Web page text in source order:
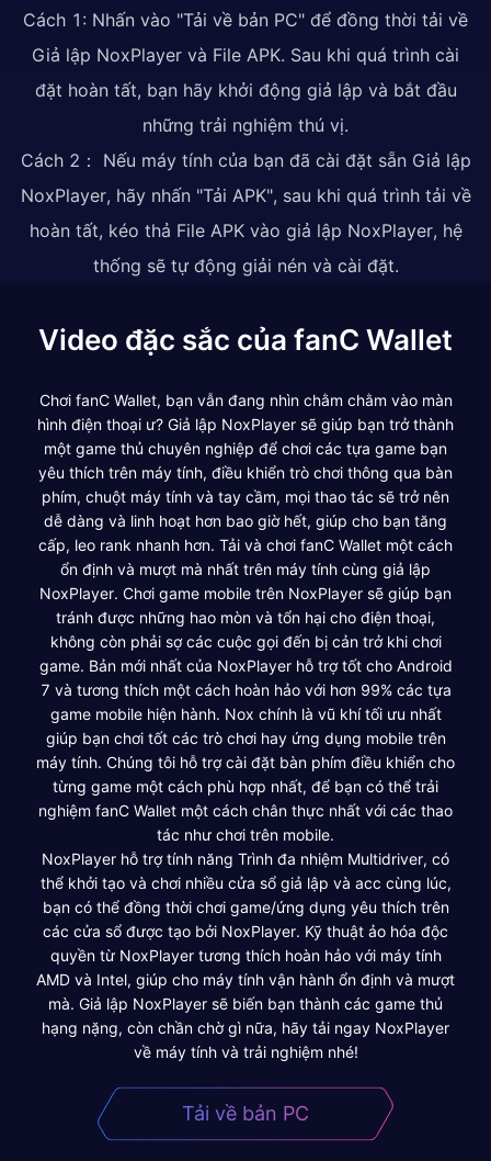
Cách 1: Nhấn vào "Tải về bản PC" để đồng thời tải về
Giả lập NoxPlayer và File APK. Sau khi quá trình cài
đặt hoàn tất, bạn hãy khởi động giả lập và bắt đầu
những trải nghiệm thú vị.
Cách 2： Nếu máy tính của bạn đã cài đặt sẵn Giả lập
NoxPlayer, hãy nhấn "Tải APK", sau khi quá trình tải về
hoàn tất, kéo thả File APK vào giả lập NoxPlayer, hệ
thống sẽ tự động giải nén và cài đặt.
Video đặc sắc của fanC Wallet
Chơi fanC Wallet, bạn vẫn đang nhìn chằm chằm vào màn
hình điện thoại ư? Giả lập NoxPlayer sẽ giúp bạn trở thành
một game thủ chuyên nghiệp để chơi các tựa game bạn
yêu thích trên máy tính, điều khiển trò chơi thông qua bàn
phím, chuột máy tính và tay cầm, mọi thao tác sẽ trở nên
dễ dàng và linh hoạt hơn bao giờ hết, giúp cho bạn tăng
cấp, leo rank nhanh hơn. Tải và chơi fanC Wallet một cách
ổn định và mượt mà nhất trên máy tính cùng giả lập
NoxPlayer. Chơi game mobile trên NoxPlayer sẽ giúp bạn
tránh được những hao mòn và tổn hại cho điện thoại,
không còn phải sợ các cuộc gọi đến bị cản trở khi chơi
game. Bản mới nhất của NoxPlayer hỗ trợ tốt cho Android
7 và tương thích một cách hoàn hảo với hơn 99% các tựa
game mobile hiện hành. Nox chính là vũ khí tối ưu nhất
giúp bạn chơi tốt các trò chơi hay ứng dụng mobile trên
máy tính. Chúng tôi hỗ trợ cài đặt bàn phím điều khiển cho
từng game một cách phù hợp nhất, để bạn có thể trải
nghiệm fanC Wallet một cách chân thực nhất với các thao
tác như chơi trên mobile.
NoxPlayer hỗ trợ tính năng Trình đa nhiệm Multidriver, có
thể khởi tạo và chơi nhiều cửa sổ giả lập và acc cùng lúc,
bạn có thể đồng thời chơi game/ứng dụng yêu thích trên
các cửa sổ được tạo bởi NoxPlayer. Kỹ thuật ảo hóa độc
quyền từ NoxPlayer tương thích hoàn hảo với máy tính
AMD và Intel, giúp cho máy tính vận hành ổn định và mượt
mà. Giả lập NoxPlayer sẽ biến bạn thành các game thủ
hạng nặng, còn chần chờ gì nữa, hãy tải ngay NoxPlayer
về máy tính và trải nghiệm nhé!
Tải về bản PC